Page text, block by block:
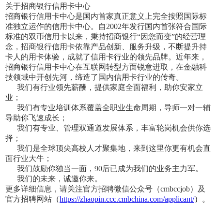
关于招商银行信用卡中心
招商银行信用卡中心是国内首家真正意义上完全按照国际标
准独立运作的信用卡中心。自2002年发行国内首张符合国际
标准的双币信用卡以来，秉持招商银行“因您而变”的经营理
念，招商银行信用卡依靠产品创新、服务升级，不断提升持
卡人的用卡体验，成就了信用卡行业的领先品牌。近年来，
招商银行信用卡中心在互联网转型方面锐意进取，在金融科
技领域中开创先河，缔造了国内信用卡行业的传奇。
我们有行业领先薪酬，提供家庭全面福利，助你安家立
业；
我们有专业培训体系覆盖全职业生命周期，导师一对一辅
导助你飞速成长；
我们有专业、管理双通道发展体系，丰富轮岗机会供你选
择；
我们是全球顶尖高校人才聚集地，来到这里你更有机会直
面行业大牛；
我们鼓励你独当一面，90后已成为我们的业务主力军。
我们的未来，诚邀你来。
更多详细信息，请关注官方招聘微信公众号（cmbccjob）及
官方招聘网站（https://zhaopin.ccc.cmbchina.com/applicant/）。